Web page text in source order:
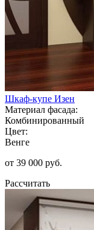
Шкаф-купе Изен
Материал фасада:
Комбинированный
Цвет:
Венге
от 39 000 руб.
Рассчитать